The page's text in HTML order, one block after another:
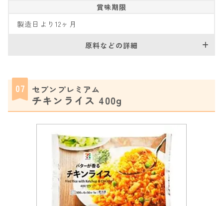
賞味期限
製造日より12ヶ月
原料などの詳細
07 セブンプレミアム
チキンライス 400g